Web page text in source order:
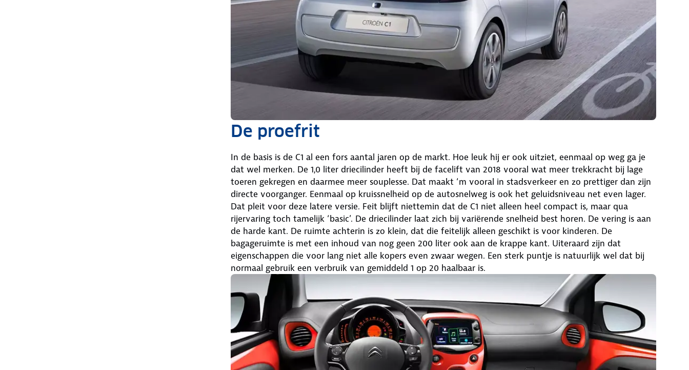
De proefrit
In de basis is de C1 al een fors aantal jaren op de markt. Hoe leuk hij er ook uitziet, eenmaal op weg ga je
dat wel merken. De 1,0 liter driecilinder heeft bij de facelift van 2018 vooral wat meer trekkracht bij lage
toeren gekregen en daarmee meer souplesse. Dat maakt ‘m vooral in stadsverkeer en zo prettiger dan zijn
directe voorganger. Eenmaal op kruissnelheid op de autosnelweg is ook het geluidsniveau net even lager.
Dat pleit voor deze latere versie. Feit blijft niettemin dat de C1 niet alleen heel compact is, maar qua
rijervaring toch tamelijk ‘basic’. De driecilinder laat zich bij variërende snelheid best horen. De vering is aan
de harde kant. De ruimte achterin is zo klein, dat die feitelijk alleen geschikt is voor kinderen. De
bagageruimte is met een inhoud van nog geen 200 liter ook aan de krappe kant. Uiteraard zijn dat
eigenschappen die voor lang niet alle kopers even zwaar wegen. Een sterk puntje is natuurlijk wel dat bij
normaal gebruik een verbruik van gemiddeld 1 op 20 haalbaar is.